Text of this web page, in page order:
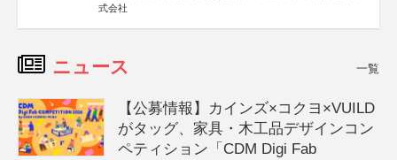
式会社
ニュース 一覧
【公募情報】カインズ×コクヨ×VUILD
がタッグ、家具・木工品デザインコン
ペティション「CDM Digi Fab